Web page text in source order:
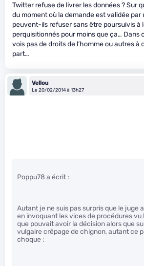
Twitter refuse de livrer les données ? Sur
du moment où la demande est validée par
peuvent-ils refuser sans être poursuivis à
perquisitionnés pour moins que ça… Dans
vois pas de droits de l’homme ou autres à
part…
Vellou
Le 20/02/2014 à 13h27
Poppu78 a écrit :
Autant je ne suis pas surpris que le juge
en invoquant les vices de procédures vu
que pouvait avoir la décision alors que
vulgaire crêpage de chignon, autant ce
choque :